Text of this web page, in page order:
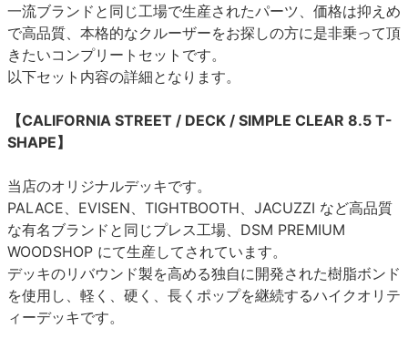
一流ブランドと同じ工場で生産されたパーツ、価格は抑えめ
で高品質、本格的なクルーザーをお探しの方に是非乗って頂
きたいコンプリートセットです。
以下セット内容の詳細となります。
【CALIFORNIA STREET / DECK / SIMPLE CLEAR 8.5 T-
SHAPE】
当店のオリジナルデッキです。
PALACE、EVISEN、TIGHTBOOTH、JACUZZI など高品質
な有名ブランドと同じプレス工場、DSM PREMIUM
WOODSHOP にて生産してされています。
デッキのリバウンド製を高める独自に開発された樹脂ボンド
を使用し、軽く、硬く、長くポップを継続するハイクオリテ
ィーデッキです。